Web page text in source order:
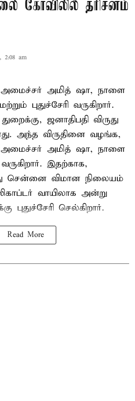
கோவிலில் தரிசனம்
2:08 am
அமித் ஷா, நாளை
புதுச்சேரி வருகிறார்.
ஜனாதிபதி விருது
அந்த விருதினை வழங்க,
அமித் ஷா, நாளை
வருகிறார். இதற்காக,
சென்னை விமான நிலையம்
வாயிலாக அன்று
புதுச்சேரி செல்கிறார்.
Read More